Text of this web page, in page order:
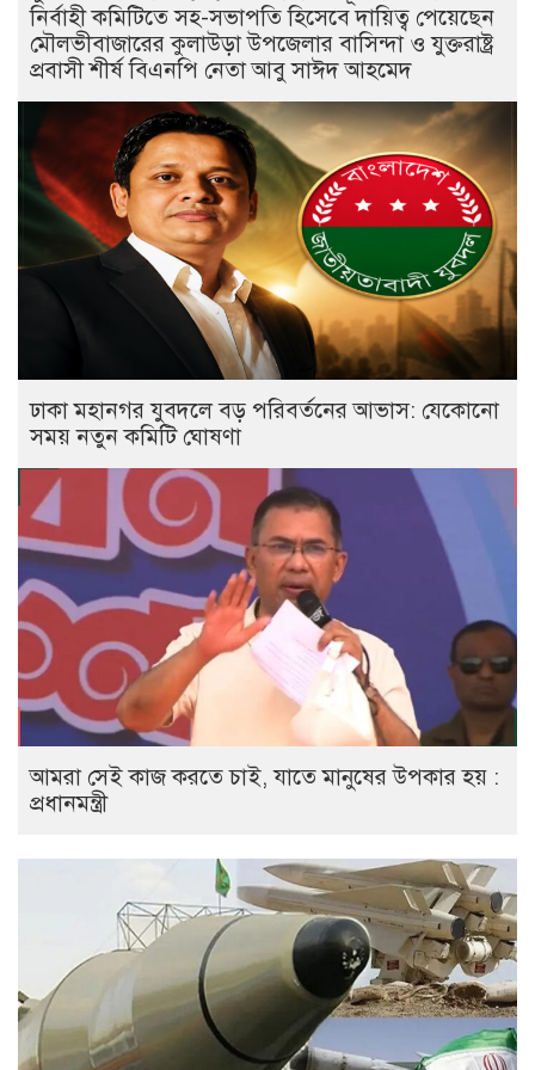
নির্বাহী কমিটিতে সহ-সভাপতি হিসেবে দায়িত্ব পেয়েছেন
মৌলভীবাজারের কুলাউড়া উপজেলার বাসিন্দা ও যুক্তরাষ্ট্র
প্রবাসী শীর্ষ বিএনপি নেতা আবু সাঈদ আহমেদ
ঢাকা মহানগর যুবদলে বড় পরিবর্তনের আভাস: যেকোনো
সময় নতুন কমিটি ঘোষণা
আমরা সেই কাজ করতে চাই, যাতে মানুষের উপকার হয় :
প্রধানমন্ত্রী